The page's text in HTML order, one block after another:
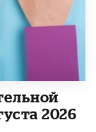
2026